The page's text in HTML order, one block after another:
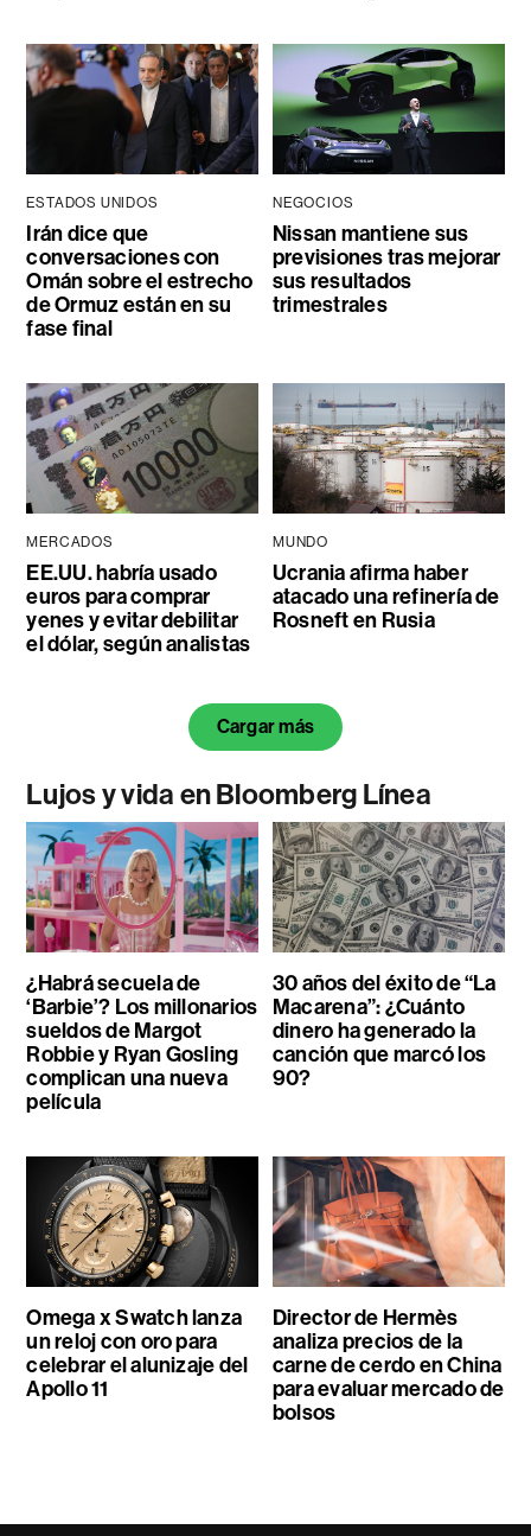
ESTADOS UNIDOS
Irán dice que
conversaciones con
Omán sobre el estrecho
de Ormuz están en su
fase final
NEGOCIOS
Nissan mantiene sus
previsiones tras mejorar
sus resultados
trimestrales
MERCADOS
EE.UU. habría usado
euros para comprar
yenes y evitar debilitar
el dólar, según analistas
MUNDO
Ucrania afirma haber
atacado una refinería de
Rosneft en Rusia
Cargar más
Lujos y vida en Bloomberg Línea
¿Habrá secuela de
‘Barbie’? Los millonarios
sueldos de Margot
Robbie y Ryan Gosling
complican una nueva
película
30 años del éxito de “La
Macarena”: ¿Cuánto
dinero ha generado la
canción que marcó los
90?
Omega x Swatch lanza
un reloj con oro para
celebrar el alunizaje del
Apollo 11
Director de Hermès
analiza precios de la
carne de cerdo en China
para evaluar mercado de
bolsos